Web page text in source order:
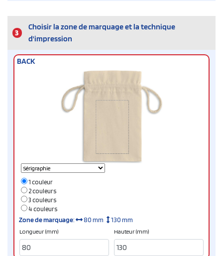
3
Choisir la zone de marquage et la technique
d'impression
BACK
1 couleur
2 couleurs
3 couleurs
4 couleurs
Zone de marquage: 80 mm 130 mm
Longueur (mm) Hauteur (mm)